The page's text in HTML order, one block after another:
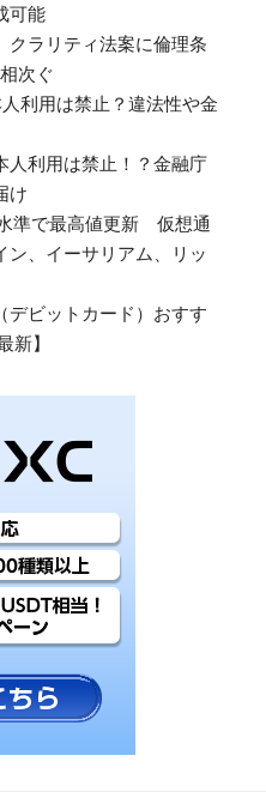
可能
クラリティ法案に倫理条
次ぐ
利用は禁止？違法性や金
人利用は禁止！？金融庁
け
準で最高値更新 仮想通
、イーサリアム、リッ
デビットカード）おすす
新】